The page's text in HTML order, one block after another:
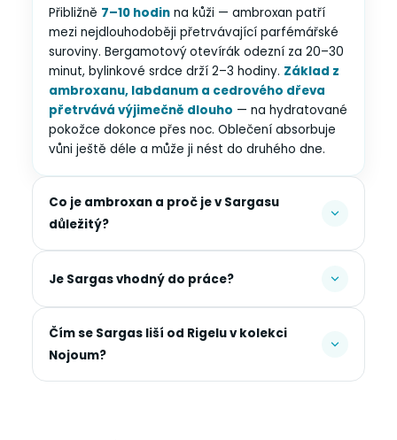
Přibližně 7–10 hodin na kůži — ambroxan patří
mezi nejdlouhodoběji přetrvávající parfémářské
suroviny. Bergamotový otevírák odezní za 20–30
minut, bylinkové srdce drží 2–3 hodiny. Základ z
ambroxanu, labdanum a cedrového dřeva
přetrvává výjimečně dlouho — na hydratované
pokožce dokonce přes noc. Oblečení absorbuje
vůni ještě déle a může ji nést do druhého dne.
Co je ambroxan a proč je v Sargasu
důležitý?
Je Sargas vhodný do práce?
Čím se Sargas liší od Rigelu v kolekci
Nojoum?